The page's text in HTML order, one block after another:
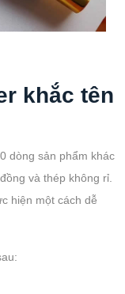
khắc tên
dòng sản phẩm khác
và thép không rỉ.
hiện một cách dễ